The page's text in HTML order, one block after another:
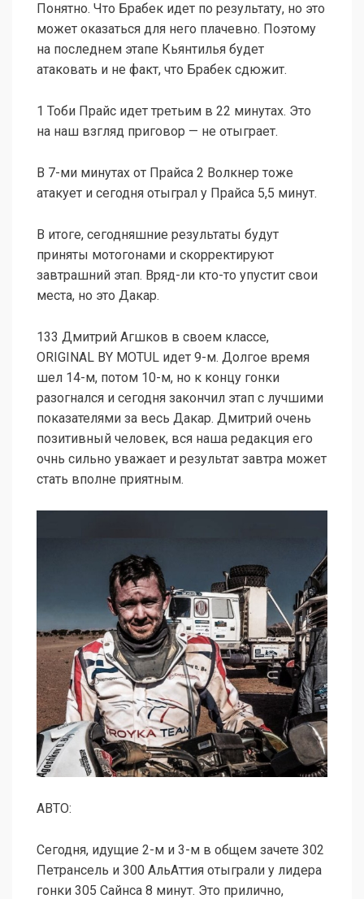
Понятно. Что Брабек идет по результату, но это
может оказаться для него плачевно. Поэтому
на последнем этапе Кьянтилья будет
атаковать и не факт, что Брабек сдюжит.
1 Тоби Прайс идет третьим в 22 минутах. Это
на наш взгляд приговор — не отыграет.
В 7-ми минутах от Прайса 2 Волкнер тоже
атакует и сегодня отыграл у Прайса 5,5 минут.
В итоге, сегодняшние результаты будут
приняты мотогонами и скорректируют
завтрашний этап. Вряд-ли кто-то упустит свои
места, но это Дакар.
133 Дмитрий Агшков в своем классе,
ORIGINAL BY MOTUL идет 9-м. Долгое время
шел 14-м, потом 10-м, но к концу гонки
разогнался и сегодня закончил этап с лучшими
показателями за весь Дакар. Дмитрий очень
позитивный человек, вся наша редакция его
очнь сильно уважает и результат завтра может
стать вполне приятным.
АВТО:
Сегодня, идущие 2-м и 3-м в общем зачете 302
Петрансель и 300 АльАттия отыграли у лидера
гонки 305 Сайнса 8 минут. Это прилично,